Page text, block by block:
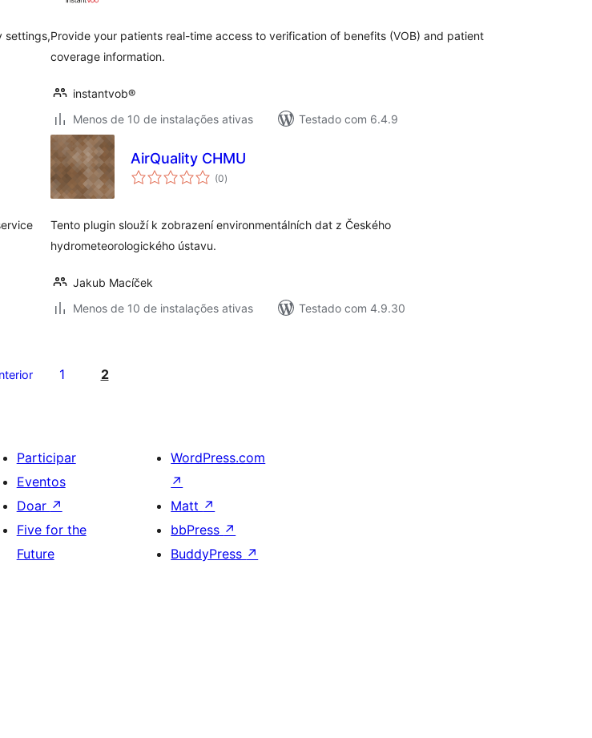
settings,Provide your patients real-time access to verification of benefits (VOB) and patient
coverage information.
instantvob®
Menos de 10 de instalações ativas
Testado com 6.4.9
AirQuality CHMU
(0total
de
)
Tento plugin slouží k zobrazení environmentálních dat z Českého
hydrometeorologického ústavu.
Jakub Macíček
Menos de 10 de instalações ativas
Testado com 4.9.30
1 2
Participar
Eventos
Doar ↗
Five for the
Future
WordPress.com
↗
Matt ↗
bbPress ↗
BuddyPress ↗